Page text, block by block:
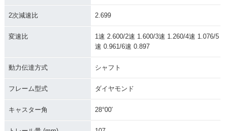
2次減速比 2.699
変速比
1速 2.600/2速 1.600/3速 1.260/4速 1.076/5
速 0.961/6速 0.897
動力伝達方式 シャフト
フレーム型式 ダイヤモンド
キャスター角 28°00′